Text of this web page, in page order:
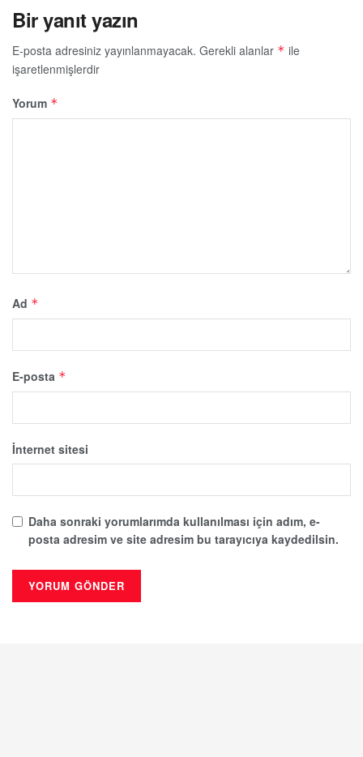
Bir yanıt yazın
E-posta adresiniz yayınlanmayacak. Gerekli alanlar * ile
işaretlenmişlerdir
Yorum *
Ad *
E-posta *
İnternet sitesi
Daha sonraki yorumlarımda kullanılması için adım, e-
posta adresim ve site adresim bu tarayıcıya kaydedilsin.